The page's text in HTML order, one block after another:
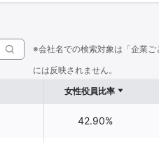
※会社名での検索対象は「企業
には反映されません。
女性役員比率
42.90%